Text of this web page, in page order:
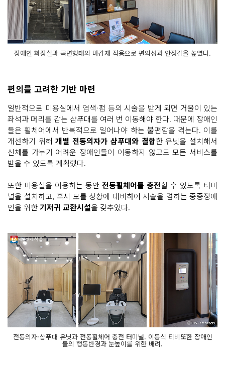
장애인 화장실과 곡면형태의 마감재 적용으로 편의성과 안정감을 높였다.
편의를 고려한 기반 마련
일반적으로 미용실에서 염색·펌 등의 시술을 받게 되면 거울이 있는
좌석과 머리를 감는 샴푸대를 여러 번 이동해야 한다. 때문에 장애인
들은 휠체어에서 반복적으로 일어나야 하는 불편함을 겪는다. 이를
개선하기 위해개별 전동의자가 샴푸대와 결합한 유닛을 설치해서
신체를 가누기 어려운 장애인들이 이동하지 않고도 모든 서비스를
받을 수 있도록 계획했다.
또한 미용실을 이용하는 동안 전동휠체어를 충전할 수 있도록 터미
널을 설치하고, 혹시 모를 상황에 대비하여 시술을 겸하는 중증장애
인을 위한기저귀 교환시설을 갖추었다.
전동의자-샴푸대 유닛과 전동휠체어 충전 터미널. 이동식 티비또한 장애인
들의 행동반경과 눈높이를 위한 배려.